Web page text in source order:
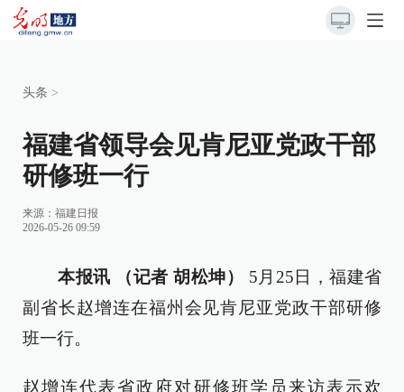
头条 >
福建省领导会见肯尼亚党政干部
研修班一行
来源： 福建日报
2026-05-26 09:59
本报讯 （记者 胡松坤）
5月25日，福建省
副省长赵增连在福州会见肯尼亚党政干部研修
班一行。
赵增连代表省政府对研修班学员来访表示欢